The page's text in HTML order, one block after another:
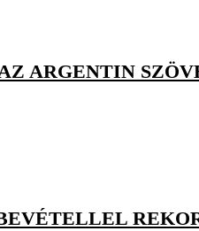
ARGENTIN